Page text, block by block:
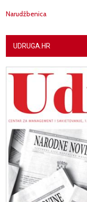
Narudžbenica
UDRUGA.HR